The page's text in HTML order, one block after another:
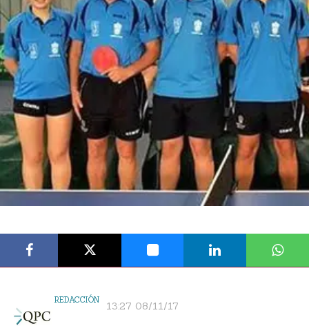
REDACCIÓN 13:27 08/11/17